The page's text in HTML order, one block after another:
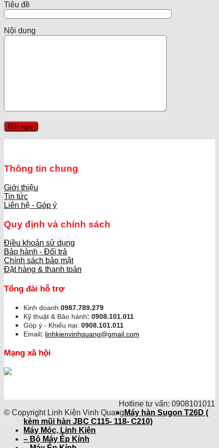
Tiêu đề
Nội dung
Thông tin chung
Giới thiệu
Tin tức
Liên hệ - Góp ý
Quy định và chính sách
Điều khoản sử dụng
Bảo hành - Đổi trả
Chính sách bảo mật
Đặt hàng & thanh toán
Tổng đài hỗ trợ
Kinh doanh 0987.789.279
Kỹ thuật & Bảo hành: 0908.101.011
Góp ý - Khiếu nại: 0908.101.011
Email: linhkienvinhquang@gmail.com
Mạng xã hội
Hotline tư vấn: 0908101011
© Copyright Linh Kiện Vinh Quang Máy hàn Sugon T26D (
kèm mũi hàn JBC C115- 118- C210)
Máy Móc, Linh Kiện
– Bộ Máy Ép Kính